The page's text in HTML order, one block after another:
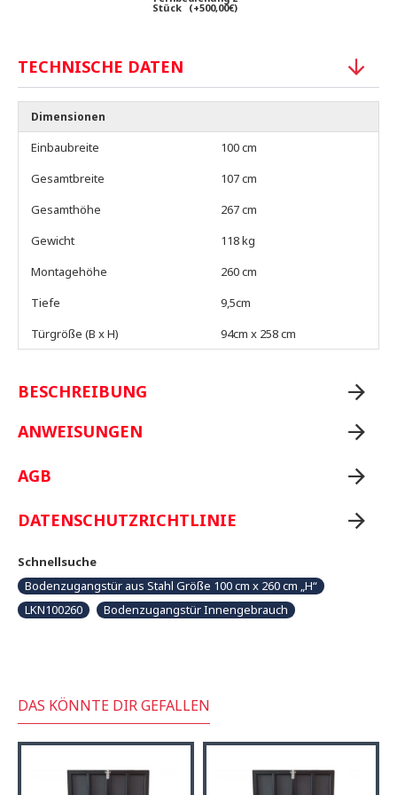
Stück (+500,00€)
TECHNISCHE DATEN
Dimensionen
Einbaubreite
100 cm
Gesamtbreite
107 cm
Gesamthöhe
267 cm
Gewicht
118 kg
Montagehöhe
260 cm
Tiefe
9,5cm
Türgröße (B x H)
94cm x 258 cm
BESCHREIBUNG
ANWEISUNGEN
AGB
DATENSCHUTZRICHTLINIE
Schnellsuche
Bodenzugangstür aus Stahl Größe 100 cm x 260 cm „H“
LKN100260
Bodenzugangstür Innengebrauch
DAS KÖNNTE DIR GEFALLEN